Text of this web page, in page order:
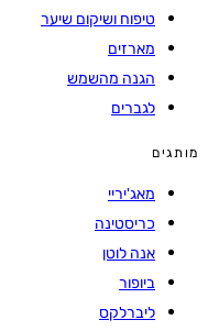
טיפוח ושיקום שיער
מארזים
הגנה מהשמש
לגברים
מאג'יריי
כריסטינה
אנה לוטן
ביופור
ליברלקס